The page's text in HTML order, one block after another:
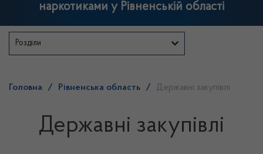
наркотиками у Рівненській області
Розділи
Головна / Рівненська область / Державні закупівлі
Державні закупівлі